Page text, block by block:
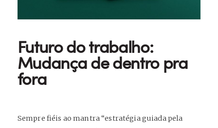
Futuro do trabalho:
Mudança de dentro pra
fora
Sempre fiéis ao mantra “estratégia guiada pela